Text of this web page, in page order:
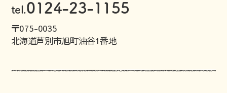
tel.0124-23-1155
〒075-0035
北海道芦別市旭町油谷1番地